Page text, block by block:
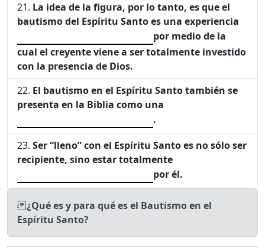
La idea de la figura, por lo tanto, es que el
bautismo del Espíritu Santo es una experiencia
por medio de la
cual el creyente viene a ser totalmente investido
con la presencia de Dios.
El bautismo en el Espíritu Santo también se
presenta en la Biblia como una
.
Ser “lleno” con el Espíritu Santo es no sólo ser
recipiente, sino estar totalmente
por él.
¿Qué es y para qué es el Bautismo en el
Espíritu Santo?